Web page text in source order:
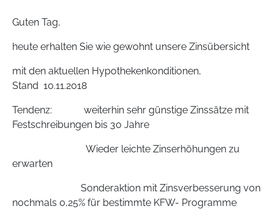
Guten Tag,
heute erhalten Sie wie gewohnt unsere Zinsübersicht
mit den aktuellen Hypothekenkonditionen,
Stand 10.11.2018
Tendenz: weiterhin sehr günstige Zinssätze mit
Festschreibungen bis 30 Jahre
Wieder leichte Zinserhöhungen zu
erwarten
Sonderaktion mit Zinsverbesserung von
nochmals 0,25% für bestimmte KFW- Programme